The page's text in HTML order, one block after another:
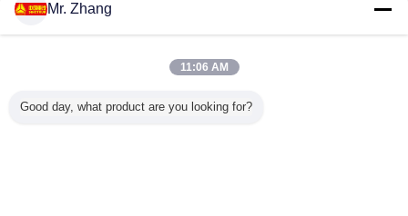
अधिकखनन डंप ट्रक
Mr. Zhang
11:06 AM
Good day, what product are you looking for?